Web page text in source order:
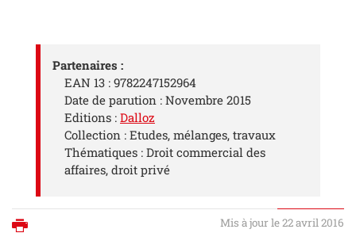
Partenaires :
EAN 13 : 9782247152964
Date de parution : Novembre 2015
Editions : Dalloz
Collection : Etudes, mélanges, travaux
Thématiques : Droit commercial des
affaires, droit privé
Mis à jour le 22 avril 2016